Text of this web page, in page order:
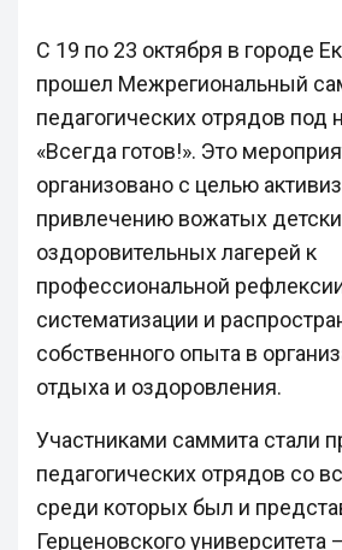
С 19 по 23 октября в городе
прошел Межрегиональный
педагогических отрядов под
«Всегда готов!». Это
организовано с целью
привлечению вожатых
оздоровительных лагерей к
профессиональной
систематизации и
собственного опыта в
отдыха и оздоровления.
Участниками саммита стали
педагогических отрядов со
среди которых был и
Герценовского университета